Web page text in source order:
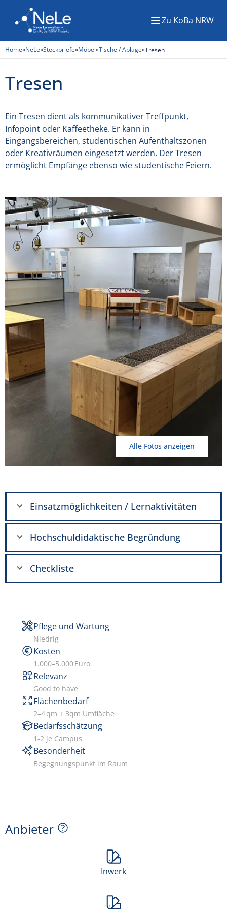
MenüZu KoBa NRW
Home»NeLe»Steckbriefe»Möbel»Tische / Ablage»Tresen
Tresen
Ein Tresen dient als kommunikativer Treffpunkt,
Infopoint oder Kaffeetheke. Er kann in
Eingangsbereichen, studentischen Aufenthaltszonen
oder Kreativräumen eingesetzt werden. Der Tresen
ermöglicht Empfänge ebenso wie studentische Feiern.
Alle Fotos anzeigen
Einsatzmöglichkeiten / Lernaktivitäten
Hochschuldidaktische Begründung
Checkliste
Pflege und Wartung
Niedrig
Kosten
1.000–5.000 Euro
Relevanz
Good to have
Flächenbedarf
2–4 qm + 3qm Umfläche
Bedarfsschätzung
1-2 je Campus
Besonderheit
Begegnungspunkt im Raum
Anbieter
Inwerk